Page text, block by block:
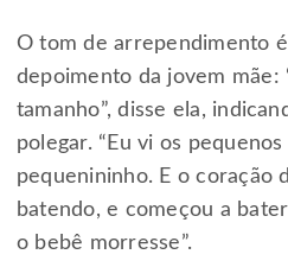
O tom de arrependimento
depoimento da jovem mãe:
tamanho”, disse ela,
polegar. “Eu vi os
pequenininho. E o coração
batendo, e começou a
o bebê morresse”.